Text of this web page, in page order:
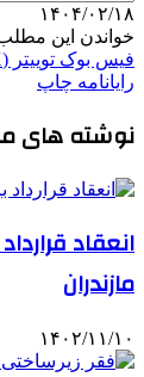
۱۴۰۴/۰۲/۱۸
خواندن این مطلب 1 دقیقه زمان
فیس بوک توییتر (X)
رایانامه چاپ
نوشته های
انعقاد
مازندران
۱۴۰۲/۱۱/۱۰